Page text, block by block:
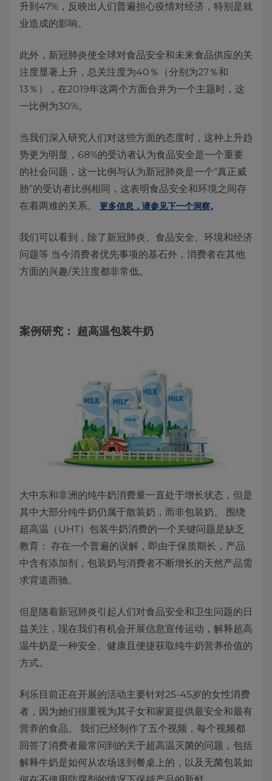
升到47%，反映出人们普遍担心疫情对经济，特别是就
业造成的影响。
此外，新冠肺炎使全球对食品安全和未来食品供应的关
注度显著上升，总关注度为40％（分别为27％和
13％），在2019年这两个方面合并为一个主题时，这
一比例为30%。
当我们深入研究人们对这些方面的态度时，这种上升趋
势更为明显，68%的受访者认为食品安全是一个重要
的社会问题，这一比例与认为新冠肺炎是一个“真正威
胁”的受访者比例相同，这表明食品安全和环境之间存
在着两难的关系。 更多信息，请参见下一个洞察。
我们可以看到，除了新冠肺炎、食品安全、环境和经济
问题等 当今消费者优先事项的基石外，消费者在其他
方面的兴趣/关注度都非常低。
案例研究： 超高温包装牛奶
大中东和非洲的纯牛奶消费量一直处于增长状态，但是
其中大部分纯牛奶仍属于散装奶，而非包装奶。 围绕
超高温（UHT）包装牛奶消费的一个关键问题是缺乏
教育： 存在一个普遍的误解，即由于保质期长，产品
中含有添加剂，包装奶与消费者不断增长的天然产品需
求背道而驰。
但是随着新冠肺炎引起人们对食品安全和卫生问题的日
益关注，现在我们有机会开展信息宣传运动，解释超高
温牛奶是一种安全、健康且便捷获取纯牛奶营养价值的
方式。
利乐目前正在开展的活动主要针对25-45岁的女性消费
者，因为她们很重视为其子女和家庭提供最安全和最有
营养的食品。 我们已经制作了五个视频，每个视频都
回答了消费者最常问到的关于超高温灭菌的问题，包括
解释牛奶是如何从农场送到餐桌上的，以及无菌包装如